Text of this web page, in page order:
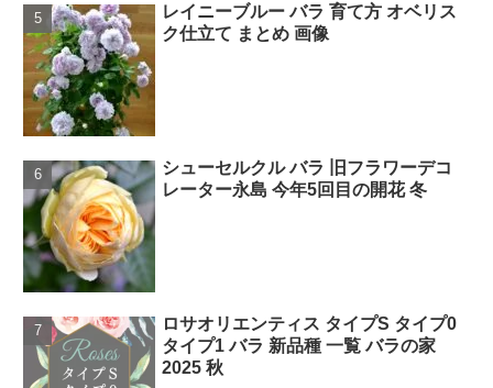
レイニーブルー バラ 育て方 オベリス
ク仕立て まとめ 画像
シューセルクル バラ 旧フラワーデコ
レーター永島 今年5回目の開花 冬
ロサオリエンティス タイプS タイプ0
タイプ1 バラ 新品種 一覧 バラの家
2025 秋